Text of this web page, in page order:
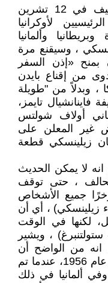
ومن المعروف أن ألمانيا ستستضيف في 12 تشرين
لأوكرانيا
وألمانيا
، وسيقنع مرة
بمنح «إذن السفر
من إقناع بايدن
، وبدلاً من "طويلة
تايمز،
أولاف شولتس
غير المعلن على
زيلينسكي قطعة
لا يمكن الحديث
، حتى توقف
جميع الأشخاص
زيلينسكي) ، أي أن
لكنها في الوقت
، ويشير
انه من الواضح أن
بايدن ورفاقه يريدون تكرار سيناريو عام 1956، عندما تم
وفي ألمانيا في ذلك